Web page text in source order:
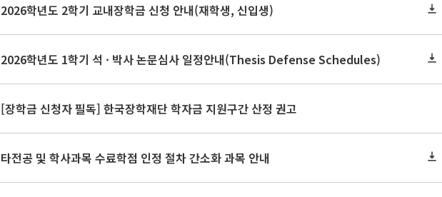
2026학년도 2학기 교내장학금 신청 안내(재학생, 신입생)
2026학년도 1학기 석 · 박사 논문심사 일정안내(Thesis Defense Schedules)
[장학금 신청자 필독] 한국장학재단 학자금 지원구간 산정 권고
타전공 및 학사과목 수료학점 인정 절차 간소화 과목 안내